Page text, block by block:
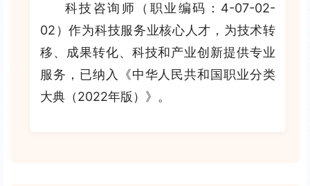
科技咨询师（职业编码：4-07-02-
02）作为科技服务业核心人才，为技术转
移、成果转化、科技和产业创新提供专业
服务，已纳入《中华人民共和国职业分类
大典（2022年版）》。